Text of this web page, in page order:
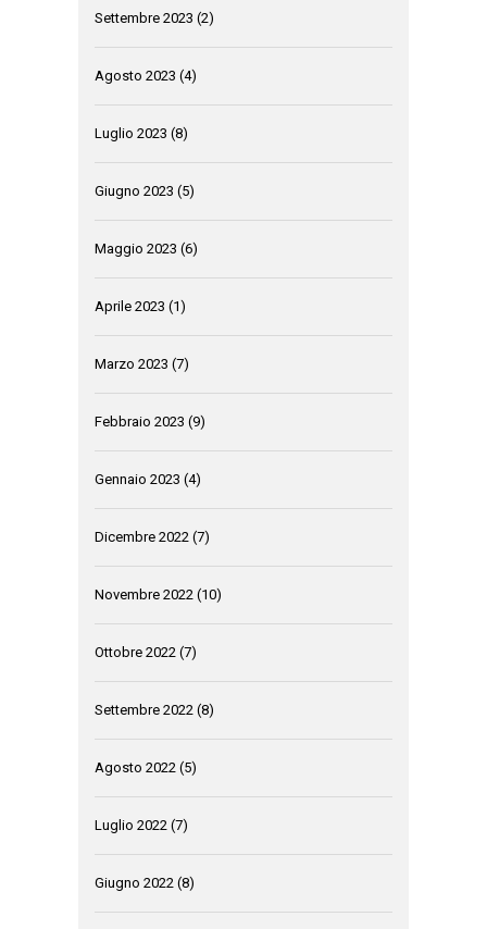
Settembre 2023 (2)
Agosto 2023 (4)
Luglio 2023 (8)
Giugno 2023 (5)
Maggio 2023 (6)
Aprile 2023 (1)
Marzo 2023 (7)
Febbraio 2023 (9)
Gennaio 2023 (4)
Dicembre 2022 (7)
Novembre 2022 (10)
Ottobre 2022 (7)
Settembre 2022 (8)
Agosto 2022 (5)
Luglio 2022 (7)
Giugno 2022 (8)